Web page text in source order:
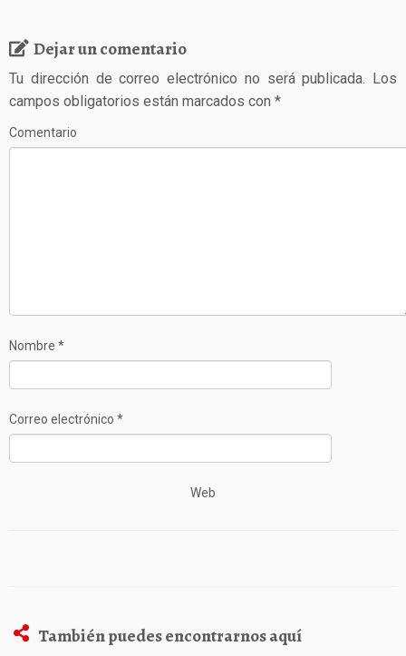
Dejar un comentario
Tu dirección de correo electrónico no será publicada.
Los
campos obligatorios están marcados con *
Comentario
Nombre *
Correo electrónico *
Web
También puedes encontrarnos aquí